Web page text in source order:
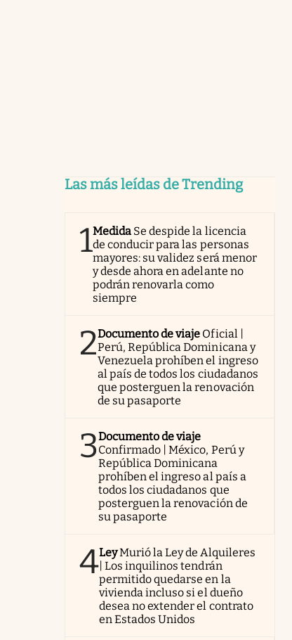
Las más leídas de Trending
1Medida Se despide la licencia
de conducir para las personas
mayores: su validez será menor
y desde ahora en adelante no
podrán renovarla como
siempre
2Documento de viaje Oficial |
Perú, República Dominicana y
Venezuela prohíben el ingreso
al país de todos los ciudadanos
que posterguen la renovación
de su pasaporte
3Documento de viaje
Confirmado | México, Perú y
República Dominicana
prohíben el ingreso al país a
todos los ciudadanos que
posterguen la renovación de
su pasaporte
4LeyMurió la Ley de Alquileres
| Los inquilinos tendrán
permitido quedarse en la
vivienda incluso si el dueño
desea no extender el contrato
en Estados Unidos